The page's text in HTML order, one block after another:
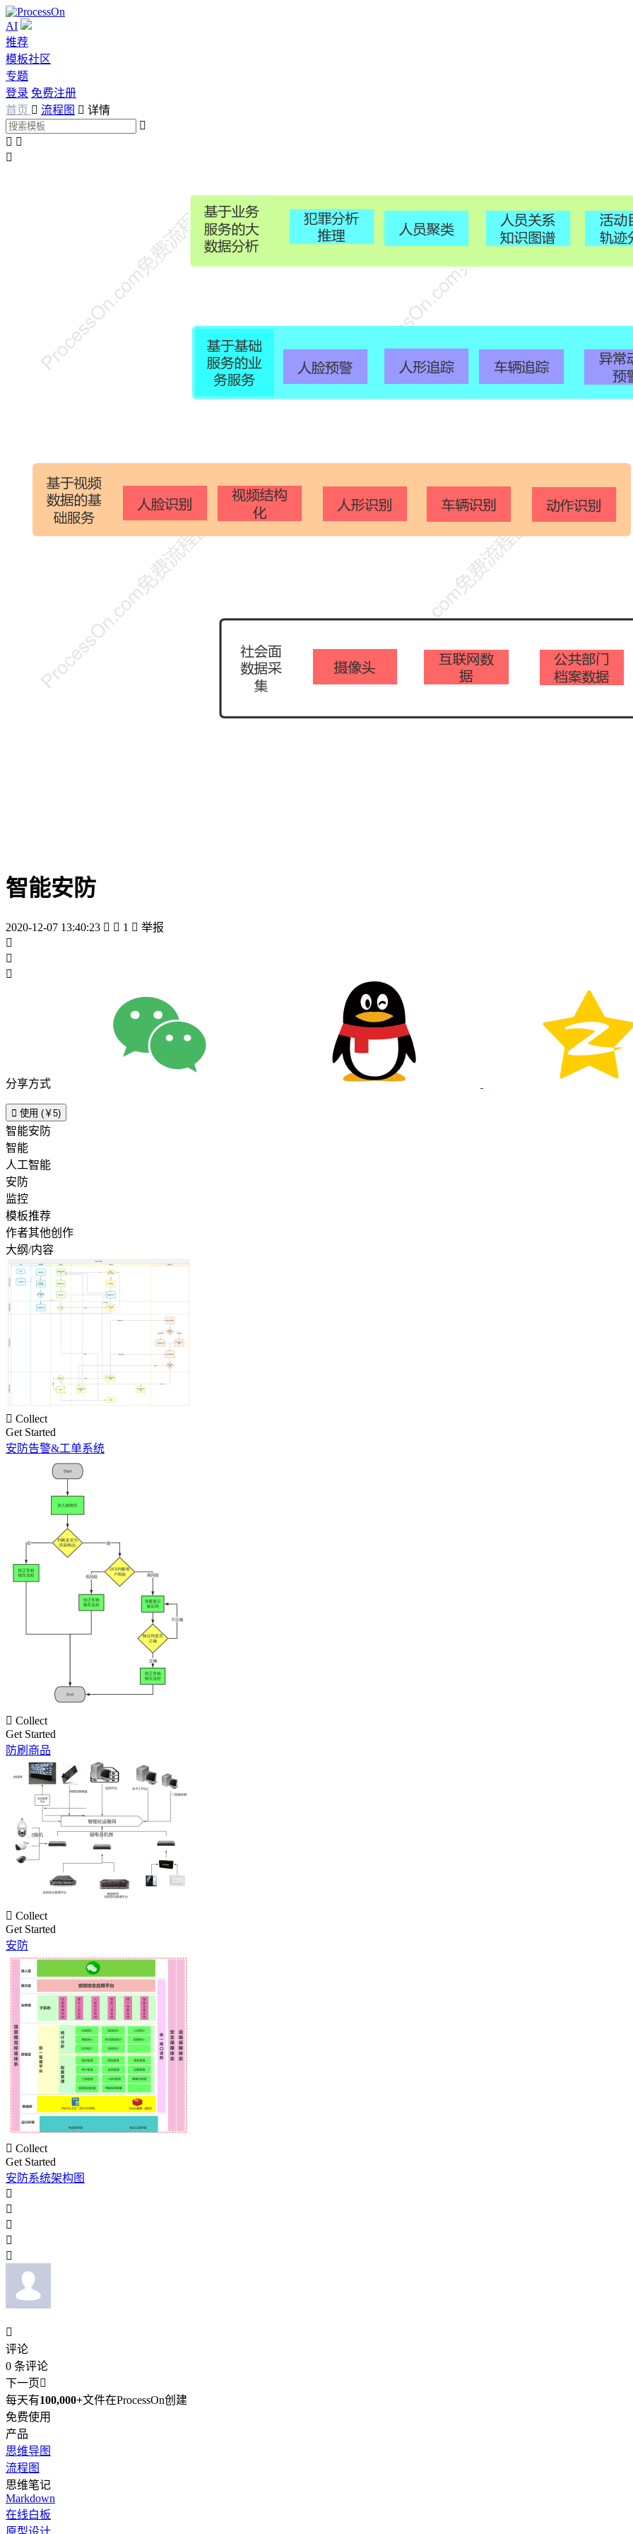
AI
推荐
模板社区
专题
登录 免费注册
首页  流程图  详情

 

智能安防
2020-12-07 13:40:23   1  举报



分享方式
 使用 (￥5)
智能安防
智能
人工智能
安防
监控
模板推荐
作者其他创作
大纲/内容
 Collect
Get Started
安防告警&工单系统
 Collect
Get Started
防刷商品
 Collect
Get Started
安防
 Collect
Get Started
安防系统架构图






评论
0 条评论
下一页
每天有100,000+文件在ProcessOn创建
免费使用
产品
思维导图
流程图
思维笔记
Markdown
在线白板
原型设计